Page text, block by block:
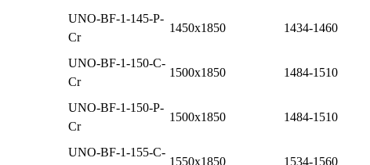
UNO-BF-1-145-P-
Cr
1450x1850 1434-1460
UNO-BF-1-150-C-
Cr
1500x1850 1484-1510
UNO-BF-1-150-P-
Cr
1500x1850 1484-1510
UNO-BF-1-155-C-
1550x1850 1534-1560